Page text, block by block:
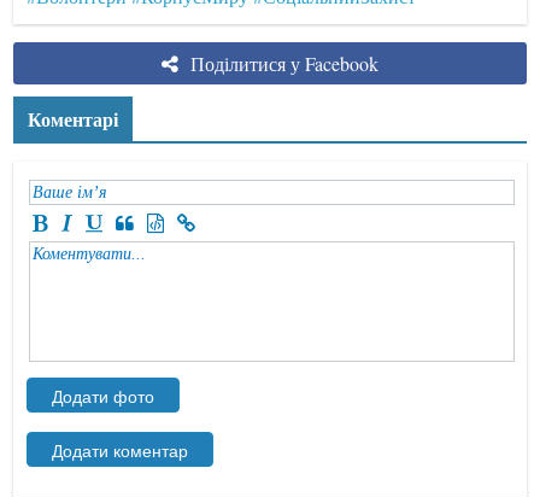
Поділитися у Facebook
Коментарі